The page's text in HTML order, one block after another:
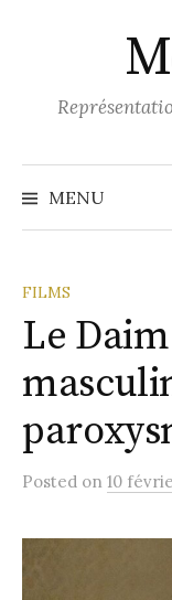
MENU
FILMS
Le
Posted on 10